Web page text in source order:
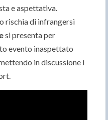
e aspettativa.
rischia di infrangersi
si presenta per
evento inaspettato
in discussione i